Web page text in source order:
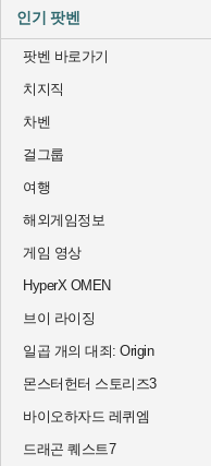
인기 팟벤
팟벤 바로가기
치지직
차벤
걸그룹
여행
해외게임정보
게임 영상
HyperX OMEN
브이 라이징
일곱 개의 대죄: Origin
몬스터헌터 스토리즈3
바이오하자드 레퀴엠
드래곤 퀘스트7